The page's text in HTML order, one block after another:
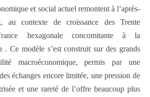
et social actuel remontent à l’après-
au contexte de croissance des Trente
hexagonale concomitante à la
. Ce modèle s’est construit sur des grands
macroéconomique, permis par une
échanges encore limitée, une pression de
et une rareté de l’offre beaucoup plus